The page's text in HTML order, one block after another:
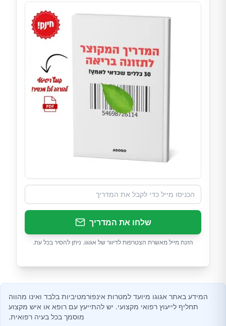
שלחו את המדריך
הזנת מייל מאשרת הצטרפות לדיוור של אגוגו. ניתן להסיר בכל עת.
המידע באתר אגוגו מיועד למטרות אינפורמטיביות בלבד ואינו מהווה
תחליף לייעוץ רפואי מקצועי. יש להתייעץ עם רופא או איש מקצוע
מוסמך בכל בעיה רפואית.